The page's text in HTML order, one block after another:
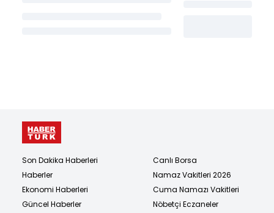
Son Dakika Haberleri
Haberler
Ekonomi Haberleri
Güncel Haberler
Canlı Borsa
Namaz Vakitleri 2026
Cuma Namazı Vakitleri
Nöbetçi Eczaneler